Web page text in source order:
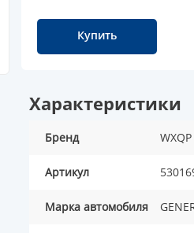
Купить
Характеристики
Бренд WXQP
Артикул
Марка автомобиля